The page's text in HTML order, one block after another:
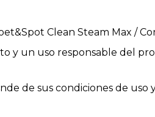
Clean Steam Max /
y un uso responsable del
de sus condiciones de